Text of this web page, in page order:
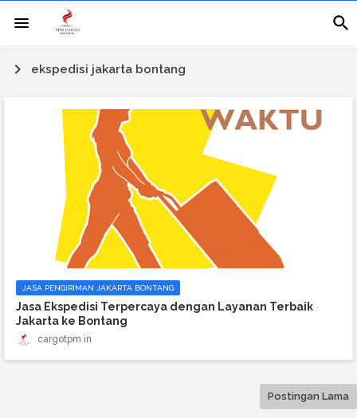
ekspedisi jakarta bontang
JASA PENGIRIMAN JAKARTA BONTANG
Jasa Ekspedisi Terpercaya dengan Layanan Terbaik
Jakarta ke Bontang
cargotpm
Postingan Lama